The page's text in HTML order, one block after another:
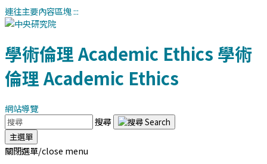
連往主要內容區塊:::
學術倫理Academic Ethics 學術
倫理Academic Ethics
網站導覽
搜尋
主選單
關閉選單/close menu